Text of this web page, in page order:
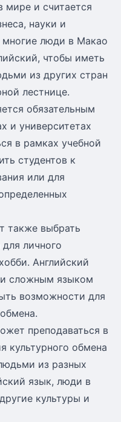
мире и считается
науки и
многие люди в Макао
чтобы иметь
из других стран
лестнице.
обязательным
и университетах
в рамках учебной
студентов к
или для
также выбрать
личного
Английский
сложным языком
возможности для
преподаваться в
культурного обмена
из разных
язык, люди в
культуры и